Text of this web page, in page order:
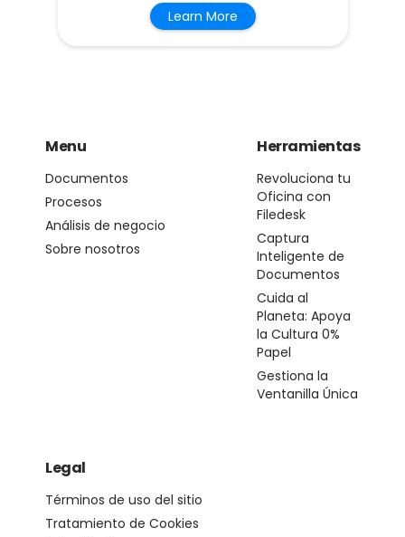
Learn More
Menu
Documentos
Procesos
Análisis de negocio
Sobre nosotros
Herramientas
Revoluciona tu
Oficina con
Filedesk
Captura
Inteligente de
Documentos
Cuida al
Planeta: Apoya
la Cultura 0%
Papel
Gestiona la
Ventanilla Única
Legal
Términos de uso del sitio
Tratamiento de Cookies